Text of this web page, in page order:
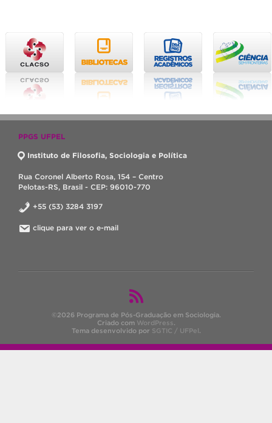
PPGS UFPEL
Instituto de Filosofia, Sociologia e Política
Rua Coronel Alberto Rosa, 154 – Centro
Pelotas-RS, Brasil - CEP: 96010-770
+55 (53) 3284 3197
clique para ver o e-mail
©2026 Programa de Pós-Graduação em Sociologia.
Criado com WordPress.
Tema desenvolvido por SGTIC / UFPel.